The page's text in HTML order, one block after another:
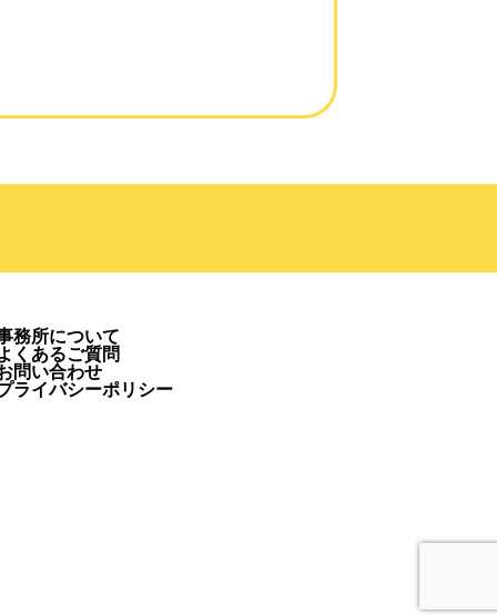
務所について
くあるご質問
問い合わせ
ライバシーポリシー